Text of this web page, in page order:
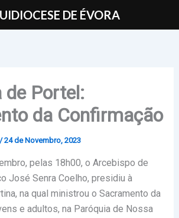
de Portel:
da Confirmação
/24 de Novembro, 2023
pelas 18h00, o Arcebispo de
José Senra Coelho, presidiu à
na qual ministrou o Sacramento da
e adultos, na Paróquia de Nossa
DE ÉVORA